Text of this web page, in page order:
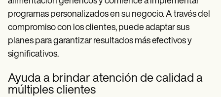
programas personalizados en su negocio. A través del
compromiso con los clientes, puede adaptar sus
planes para garantizar resultados más efectivos y
significativos.
Ayuda a brindar atención de calidad a
múltiples clientes